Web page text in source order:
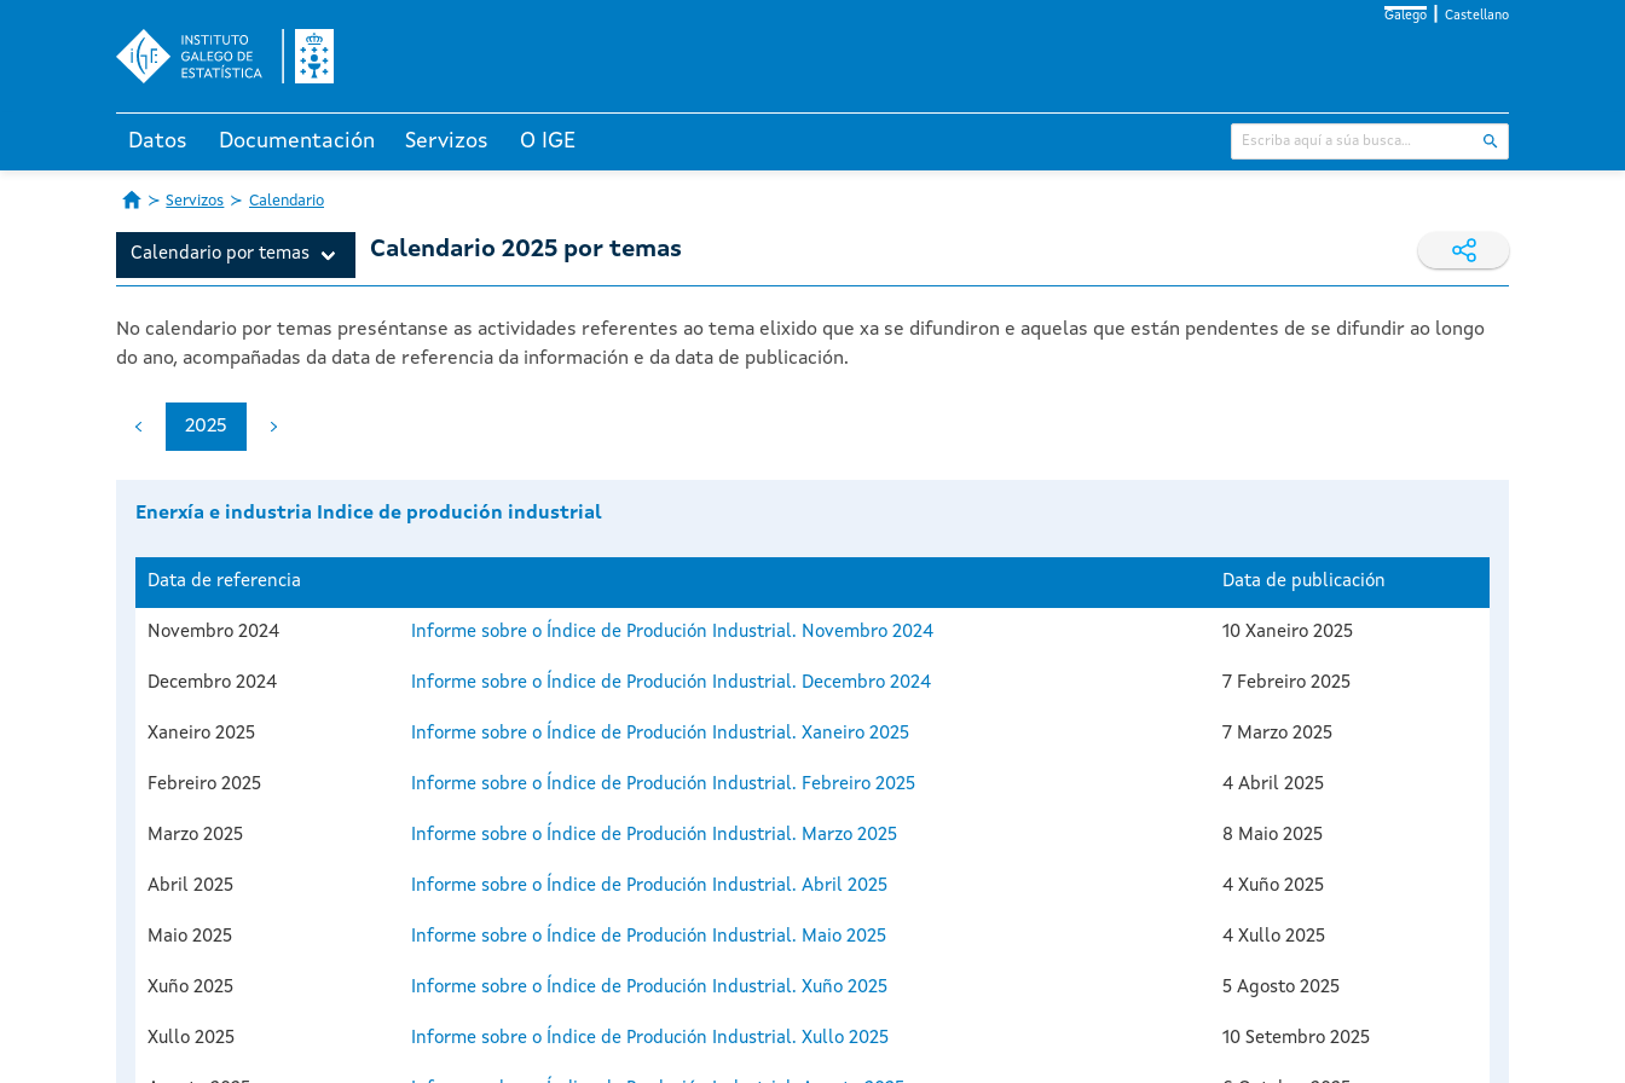
Galego Castellano
Datos Documentación Servizos O IGE
Servizos Calendario
Calendario por temas Calendario 2025 por temas
No calendario por temas preséntanse as actividades referentes ao tema elixido que xa se difundiron e aquelas que están pendentes de se difundir ao longo
do ano, acompañadas da data de referencia da información e da data de publicación.
2025
Enerxía e industria Indice de produción industrial
Data de referencia Data de publicación
Novembro 2024 Informe sobre o Índice de Produción Industrial. Novembro 2024 10 Xaneiro 2025
Decembro 2024 Informe sobre o Índice de Produción Industrial. Decembro 2024 7 Febreiro 2025
Xaneiro 2025 Informe sobre o Índice de Produción Industrial. Xaneiro 2025 7 Marzo 2025
Febreiro 2025 Informe sobre o Índice de Produción Industrial. Febreiro 2025 4 Abril 2025
Marzo 2025 Informe sobre o Índice de Produción Industrial. Marzo 2025 8 Maio 2025
Abril 2025 Informe sobre o Índice de Produción Industrial. Abril 2025 4 Xuño 2025
Maio 2025 Informe sobre o Índice de Produción Industrial. Maio 2025 4 Xullo 2025
Xuño 2025 Informe sobre o Índice de Produción Industrial. Xuño 2025 5 Agosto 2025
Xullo 2025 Informe sobre o Índice de Produción Industrial. Xullo 2025 10 Setembro 2025